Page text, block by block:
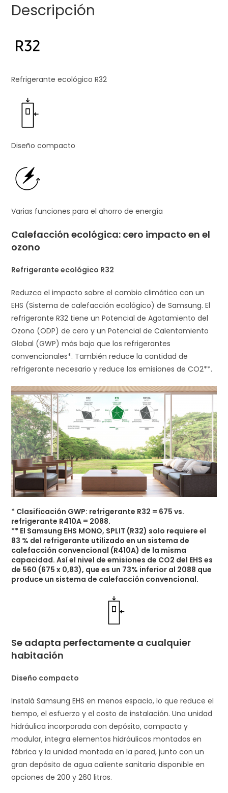
Descripción
Refrigerante ecológico R32
Diseño compacto
Varias funciones para el ahorro de energía
Calefacción ecológica: cero impacto en el
ozono
Refrigerante ecológico R32
Reduzca el impacto sobre el cambio climático con un
EHS (Sistema de calefacción ecológico) de Samsung. El
refrigerante R32 tiene un Potencial de Agotamiento del
Ozono (ODP) de cero y un Potencial de Calentamiento
Global (GWP) más bajo que los refrigerantes
convencionales*. También reduce la cantidad de
refrigerante necesario y reduce las emisiones de CO2**.
* Clasificación GWP: refrigerante R32 = 675 vs.
refrigerante R410A = 2088.
** El Samsung EHS MONO, SPLIT (R32) solo requiere el
83 % del refrigerante utilizado en un sistema de
calefacción convencional (R410A) de la misma
capacidad. Así el nivel de emisiones de CO2 del EHS es
de 560 (675 x 0,83), que es un 73% inferior al 2088 que
produce un sistema de calefacción convencional.
Se adapta perfectamente a cualquier
habitación
Diseño compacto
Instalá Samsung EHS en menos espacio, lo que reduce el
tiempo, el esfuerzo y el costo de instalación. Una unidad
hidráulica incorporada con depósito, compacta y
modular, integra elementos hidráulicos montados en
fábrica y la unidad montada en la pared, junto con un
gran depósito de agua caliente sanitaria disponible en
opciones de 200 y 260 litros.